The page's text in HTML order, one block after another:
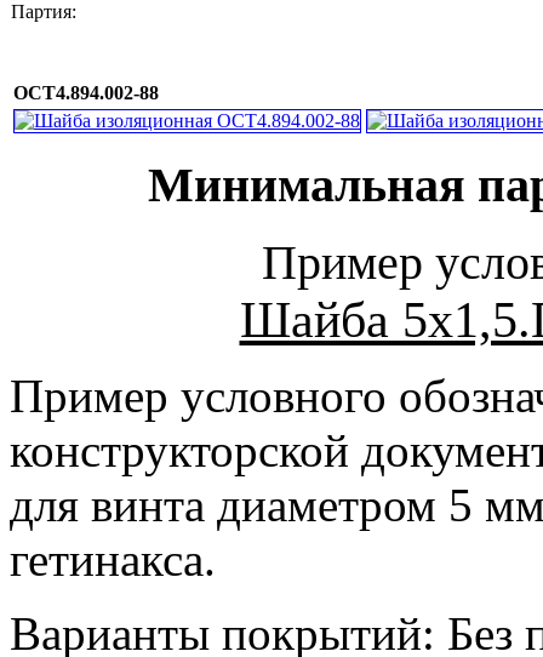
Партия:
ОСТ4.894.002-88
Минимальная
Пример
Шайба
Пример условного
конструкторской
для винта диаметром 5
гетинакса.
Варианты покрытий: Без